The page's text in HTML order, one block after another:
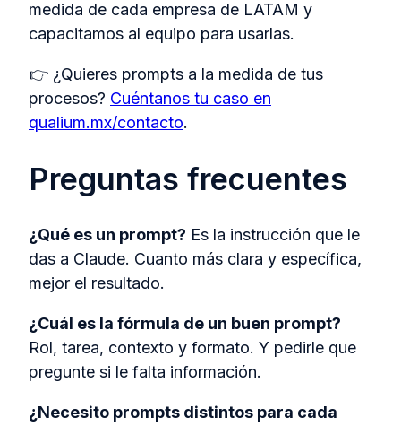
medida de cada empresa de LATAM y
capacitamos al equipo para usarlas.
👉 ¿Quieres prompts a la medida de tus
procesos? Cuéntanos tu caso en
qualium.mx/contacto.
Preguntas frecuentes
¿Qué es un prompt? Es la instrucción que le
das a Claude. Cuanto más clara y específica,
mejor el resultado.
¿Cuál es la fórmula de un buen prompt?
Rol, tarea, contexto y formato. Y pedirle que
pregunte si le falta información.
¿Necesito prompts distintos para cada